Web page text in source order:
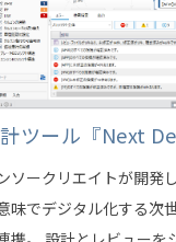
ツール『Next
ソークリエイトが開発
味でデジタル化する次